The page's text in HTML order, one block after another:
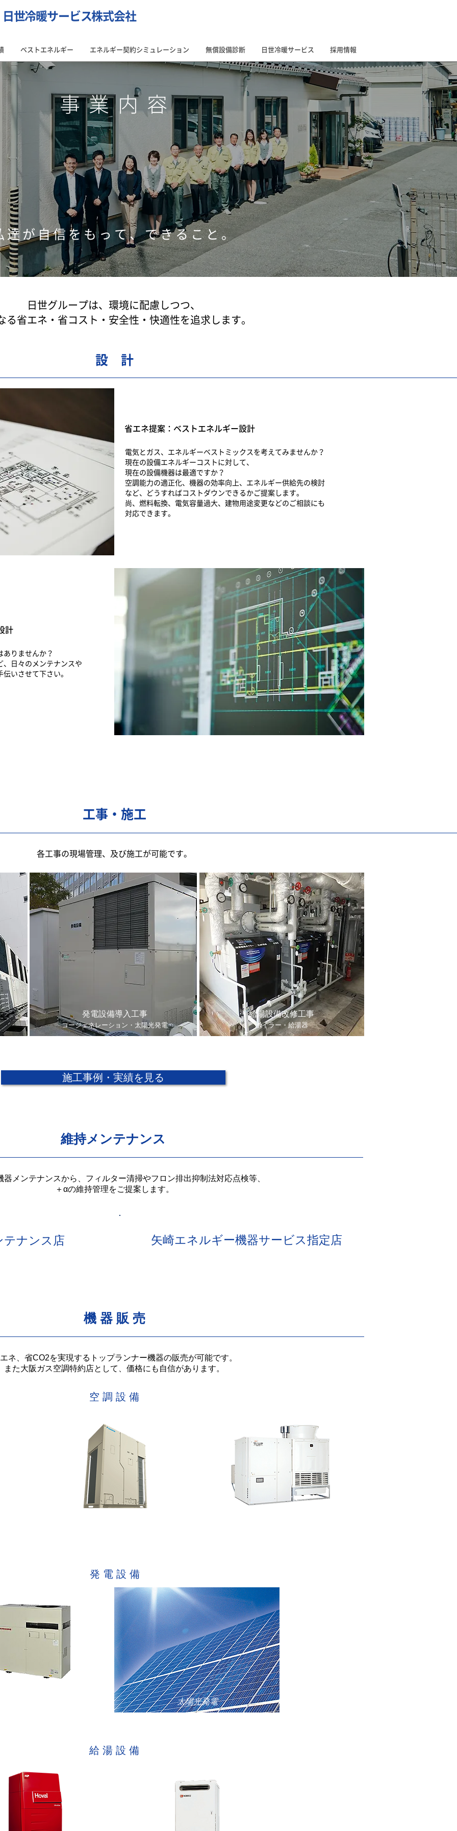
世冷暖サービス株式会社
ベストエネルギー エネルギー契約シミュレーション 無償設備診断 日世冷暖サービス 採用情報
​事 業 内 容
達が自信をもって、できること。
日世グループは、環境に配慮しつつ、
る省エネ・省コスト・安全性・快適性を追求します。
設 計
省エネ提案：ベストエネルギー設計
電気とガス、エネルギーベストミックスを考えてみませんか？
現在の設備エネルギーコストに対して、
現在の設備機器は最適ですか？
空調能力の適正化、機器の効率向上、エネルギー供給先の検討
など、どうすればコストダウンできるかご提案します。
尚、燃料転換、電気容量過大、建物用途変更などのご相談にも
対応できます。
計
りませんか？
日々のメンテナンスや
いさせて下さい。
工事・施工
各工事の現場管理、及び施工が可能です。
発電設備導入工事
コージェネレーション・太陽光発電
給湯設備改修工事
ボイラー・給湯器
施工事例・実績を見る
​維持メンテナンス
器メンテナンスから、フィルター清掃やフロン排出抑制法対応点検等、
＋αの維持管理をご提案します。
テナンス店 矢崎エネルギー機器サービス指定店
​機 器 販 売
ネ、省CO2を実現するトップランナー機器の販売が可能です。
また大阪ガス空調特約店として、価格にも自信があります。
​空 調 設 備
​発 電 設 備
太陽光発電
給 湯 設 備